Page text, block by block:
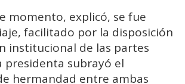
momento, explicó, se fue
facilitado por la disposición
institucional de las partes
presidenta subrayó el
hermandad entre ambas